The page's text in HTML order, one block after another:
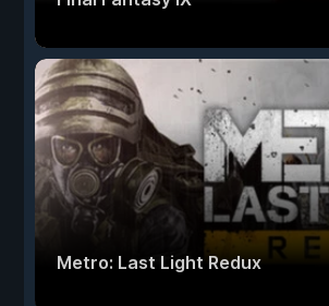
Metro: Last Light Redux